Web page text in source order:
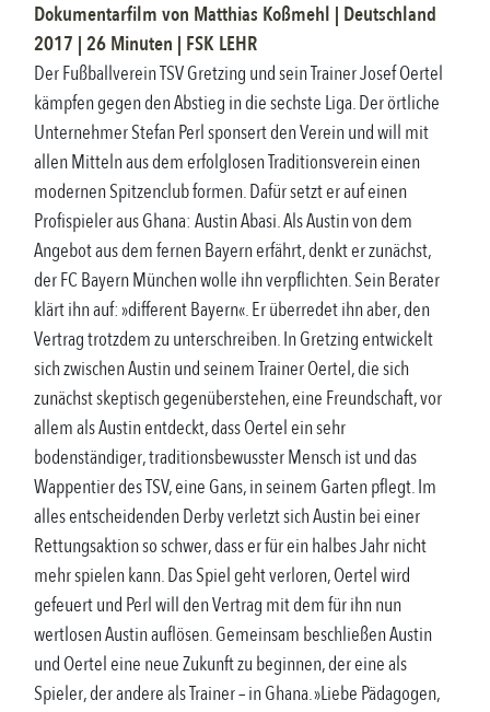
Dokumentarfilm von Matthias Koßmehl | Deutschland
2017 |26 Minuten | FSK LEHR
Der Fußballverein TSV Gretzing und sein Trainer Josef Oertel
kämpfen gegen den Abstieg in die sechste Liga. Der örtliche
Unternehmer Stefan Perl sponsert den Verein und will mit
allen Mitteln aus dem erfolglosen Traditionsverein einen
modernen Spitzenclub formen. Dafür setzt er auf einen
Profispieler aus Ghana: Austin Abasi. Als Austin von dem
Angebot aus dem fernen Bayern erfährt, denkt er zunächst,
der FC Bayern München wolle ihn verpflichten. Sein Berater
klärt ihn auf: »different Bayern«. Er überredet ihn aber, den
Vertrag trotzdem zu unterschreiben. In Gretzing entwickelt
sich zwischen Austin und seinem Trainer Oertel, die sich
zunächst skeptisch gegenüberstehen, eine Freundschaft, vor
allem als Austin entdeckt, dass Oertel ein sehr
bodenständiger, traditionsbewusster Mensch ist und das
Wappentier des TSV, eine Gans, in seinem Garten pflegt. Im
alles entscheidenden Derby verletzt sich Austin bei einer
Rettungsaktion so schwer, dass er für ein halbes Jahr nicht
mehr spielen kann. Das Spiel geht verloren, Oertel wird
gefeuert und Perl will den Vertrag mit dem für ihn nun
wertlosen Austin auflösen. Gemeinsam beschließen Austin
und Oertel eine neue Zukunft zu beginnen, der eine als
Spieler, der andere als Trainer – in Ghana. »Liebe Pädagogen,